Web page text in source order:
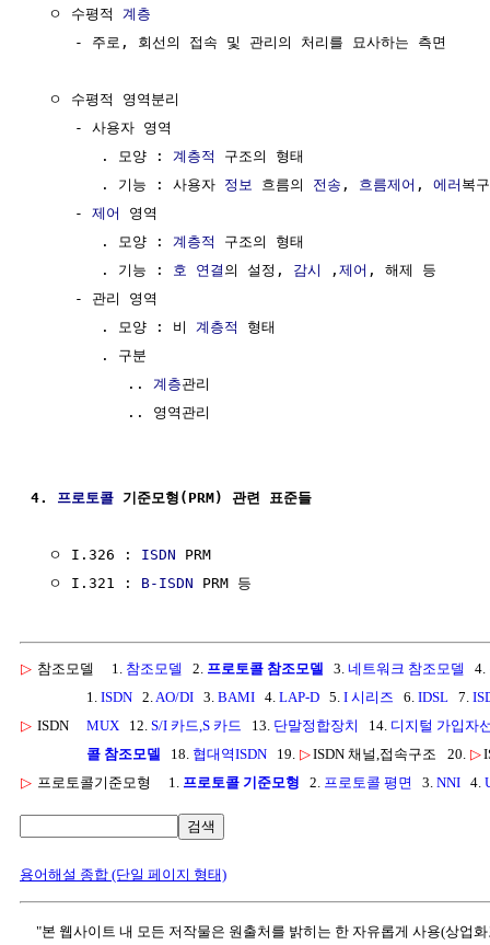
  ㅇ 수평적
계층
     - 주로, 회선의 접속 및 관리의 처리를 묘사하는 측면
  ㅇ 수평적 영역분리
     - 사용자 영역
        . 모양 :
계층적
구조의 형태
        . 기능 : 사용자
정보 흐름의 전송 , 흐름제어 , 에러 복
     -
제어
영역
        . 모양 :
계층적
구조의 형태
        . 기능 :
호 연결 의 설정, 감시 , 제어 , 해제 등
     - 관리 영역
        . 모양 : 비
계층적
형태
        . 구분
           ..
계층관리
           .. 영역관리
4. 프로토콜 기준모형(PRM) 관련 표준들
  ㅇ I.326 :
ISDN PRM
  ㅇ I.321 :
B-ISDN
▷ 참조모델 1. 참조모델 2. 프로토콜 참조모델 3. 네트워크 참조모델 4.
▷ ISDN
1. ISDN 2. AO/DI 3. BAMI 4. LAP-D 5. I 시리즈 6. IDSL 7.
MUX 12. S/I 카드,S 카드 13. 단말정합장치 14. 디지털 가입자
콜 참조모델 18. 협대역ISDN 19. ▷ISDN 채널,접속구조 20. ▷
▷ 프로토콜기준모형 1. 프로토콜 기준모형 2. 프로토콜 평면 3. NNI 4.
검색
용어해설 종합 (단일 페이지 형태)
"본 웹사이트 내 모든 저작물은 원출처를 밝히는 한 자유롭게 사용(상업